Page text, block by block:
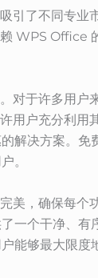
了不同专业
WPS Office
于许多用户
户充分利用
解决方案。
。
，确保每个
一个干净、
够最大限度